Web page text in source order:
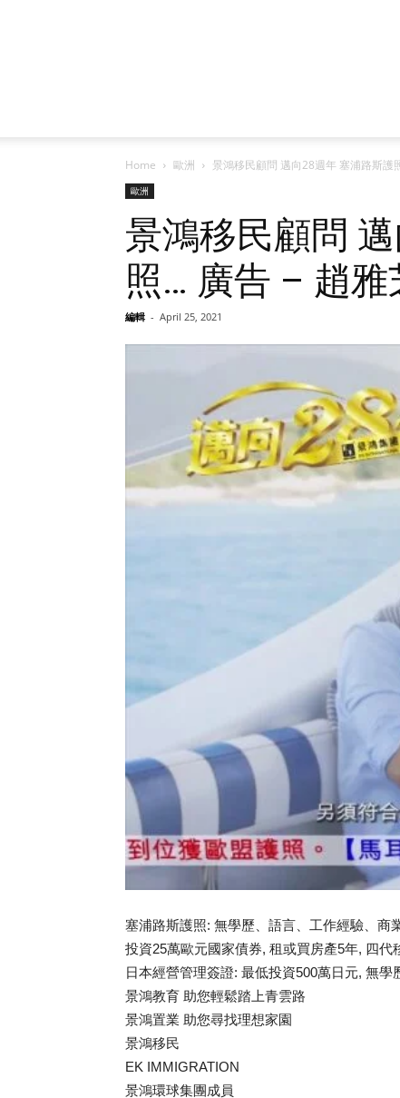
Home 歐洲 景鴻移民顧問 邁向28週年 塞浦路斯
歐洲
景鴻移民顧問
照… 廣告 – 趙雅
編輯 - April 25, 2021
塞浦路斯護照: 無學歷、語言、工作經驗、商
投資25萬歐元國家債券, 租或買房產5年, 四代
日本經營管理簽證: 最低投資500萬日元, 無學
景鴻教育 助您輕鬆踏上青雲路
景鴻置業 助您尋找理想家園
景鴻移民
EK IMMIGRATION
景鴻環球集團成員